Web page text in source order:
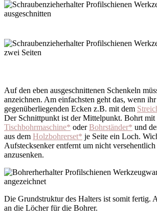
Auf den eben ausgeschnittenen Schenkeln
anzeichnen. Am einfachsten geht das, wenn
gegenüberliegenden Ecken z.B. mit dem
Der Schnittpunkt ist der Mittelpunkt. Bohrt mit
Tischbohrmaschine* oderBohrständer* und
aus dem Holzbohrerset* je Seite ein Loch.
Aufstecksenker entfernt um nicht
anzusenken.
Die Grundstruktur des Halters ist somit fertig.
an die Löcher für die Bohrer.